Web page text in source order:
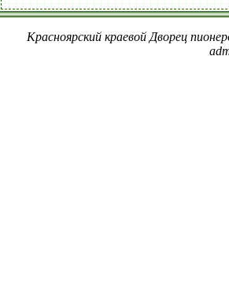
Красноярский краевой Дворец